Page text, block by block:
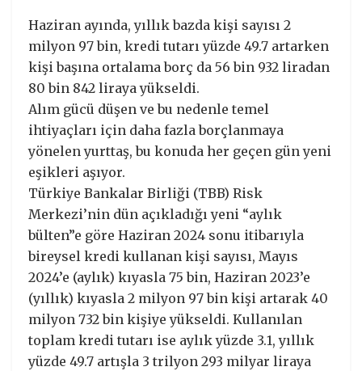
Haziran ayında, yıllık bazda kişi sayısı 2
milyon 97 bin, kredi tutarı yüzde 49.7 artarken
kişi başına ortalama borç da 56 bin 932 liradan
80 bin 842 liraya yükseldi.
Alım gücü düşen ve bu nedenle temel
ihtiyaçları için daha fazla borçlanmaya
yönelen yurttaş, bu konuda her geçen gün yeni
eşikleri aşıyor.
Türkiye Bankalar Birliği (TBB) Risk
Merkezi’nin dün açıkladığı yeni “aylık
bülten”e göre Haziran 2024 sonu itibarıyla
bireysel kredi kullanan kişi sayısı, Mayıs
2024’e (aylık) kıyasla 75 bin, Haziran 2023’e
(yıllık) kıyasla 2 milyon 97 bin kişi artarak 40
milyon 732 bin kişiye yükseldi. Kullanılan
toplam kredi tutarı ise aylık yüzde 3.1, yıllık
yüzde 49.7 artışla 3 trilyon 293 milyar liraya